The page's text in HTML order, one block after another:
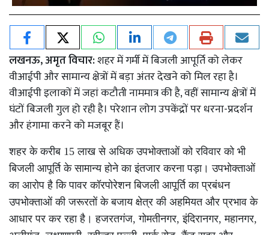
लखनऊ, अमृत विचार:शहर में गर्मी में बिजली आपूर्ति को लेकर
वीआईपी और सामान्य क्षेत्रों में बड़ा अंतर देखने को मिल रहा है।
वीआईपी इलाकों में जहां कटौती नाममात्र की है, वहीं सामान्य क्षेत्रों में
घंटों बिजली गुल हो रही है। परेशान लोग उपकेंद्रों पर धरना-प्रदर्शन
और हंगामा करने को मजबूर हैं।
शहर के करीब 15 लाख से अधिक उपभोक्ताओं को रविवार को भी
बिजली आपूर्ति के सामान्य होने का इंतजार करना पड़ा। उपभोक्ताओं
का आरोप है कि पावर कॉरपोरेशन बिजली आपूर्ति का प्रबंधन
उपभोक्ताओं की जरूरतों के बजाय क्षेत्र की अहमियत और प्रभाव के
आधार पर कर रहा है। हजरतगंज, गोमतीनगर, इंदिरानगर, महानगर,